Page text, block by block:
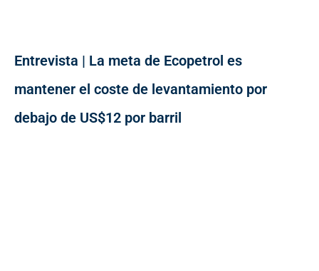
Entrevista | La meta de Ecopetrol es
mantener el coste de levantamiento por
debajo de US$12 por barril